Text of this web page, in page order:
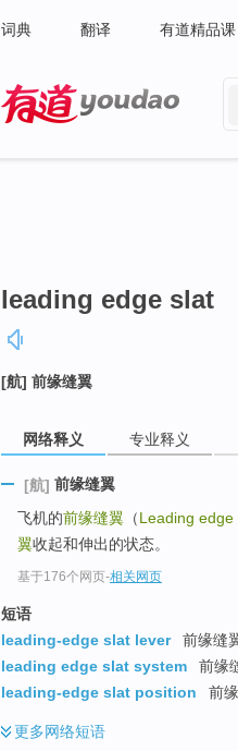
词典 翻译 有道精品课
leading edge slat
[航] 前缘缝翼
网络释义 专业释义
[航] 前缘缝翼
飞机的前缘缝翼 （Leading edge
翼收起和伸出的状态。
基于176个网页-相关网页
短语
leading-edge slat lever
前缘缝
leading edge slat system
前缘
leading-edge slat position
前
更多网络短语